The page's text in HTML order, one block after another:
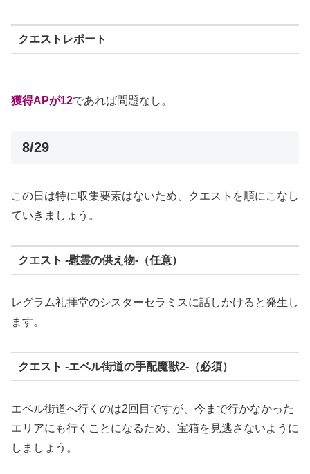
クエストレポート
獲得APが12であれば問題なし。
8/29
この日は特に収集要素はないため、クエストを順にこなし
ていきましょう。
クエスト -慰霊の供え物-（任意）
レグラム礼拝堂のシスターセラミスに話しかけると発生し
ます。
クエスト -エベル街道の手配魔獣2-（必須）
エベル街道へ行くのは2回目ですが、今まで行かなかった
エリアにも行くことになるため、宝箱を見逃さないように
しましょう。